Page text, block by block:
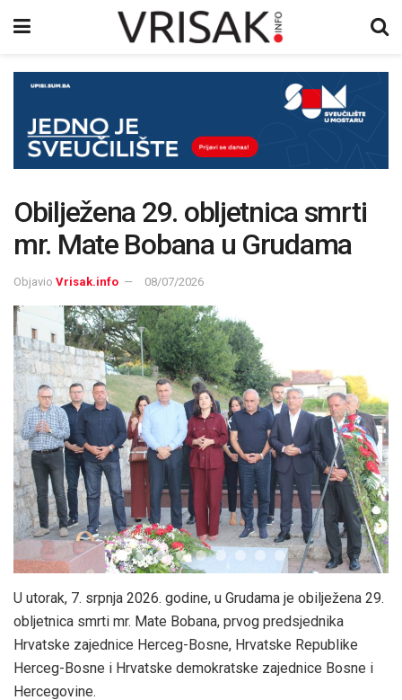
Obilježena 29. obljetnica smrti
mr. Mate Bobana u Grudama
Objavio Vrisak.info 08/07/2026
U utorak, 7. srpnja 2026. godine, u Grudama je obilježena 29.
obljetnica smrti mr. Mate Bobana, prvog predsjednika
Hrvatske zajednice Herceg-Bosne, Hrvatske Republike
Herceg-Bosne i Hrvatske demokratske zajednice Bosne i
Hercegovine.